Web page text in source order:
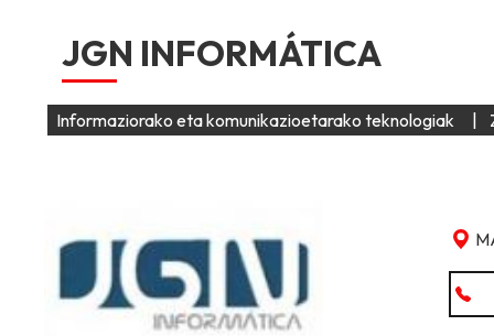
JGN INFORMÁTICA
Informaziorako eta komunikazioetarako teknologiak |